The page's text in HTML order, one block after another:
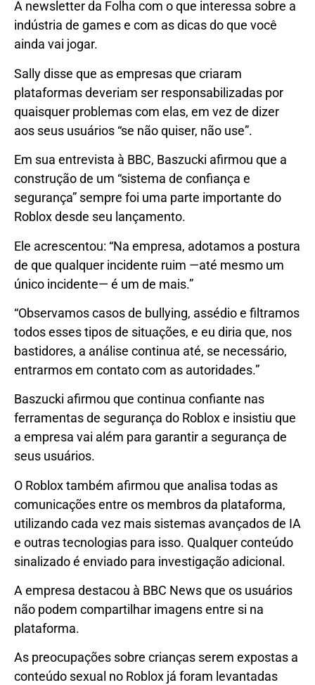
A newsletter da Folha com o que interessa sobre a
indústria de games e com as dicas do que você
ainda vai jogar.
Sally disse que as empresas que criaram
plataformas deveriam ser responsabilizadas por
quaisquer problemas com elas, em vez de dizer
aos seus usuários “se não quiser, não use”.
Em sua entrevista à BBC, Baszucki afirmou que a
construção de um “sistema de confiança e
segurança” sempre foi uma parte importante do
Roblox desde seu lançamento.
Ele acrescentou: “Na empresa, adotamos a postura
de que qualquer incidente ruim —até mesmo um
único incidente— é um de mais.”
“Observamos casos de bullying, assédio e filtramos
todos esses tipos de situações, e eu diria que, nos
bastidores, a análise continua até, se necessário,
entrarmos em contato com as autoridades.”
Baszucki afirmou que continua confiante nas
ferramentas de segurança do Roblox e insistiu que
a empresa vai além para garantir a segurança de
seus usuários.
O Roblox também afirmou que analisa todas as
comunicações entre os membros da plataforma,
utilizando cada vez mais sistemas avançados de IA
e outras tecnologias para isso. Qualquer conteúdo
sinalizado é enviado para investigação adicional.
A empresa destacou à BBC News que os usuários
não podem compartilhar imagens entre si na
plataforma.
As preocupações sobre crianças serem expostas a
conteúdo sexual no Roblox já foram levantadas